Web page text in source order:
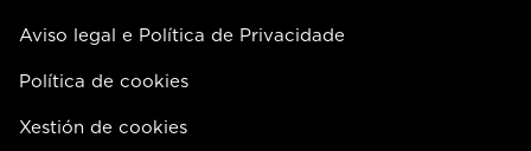
Aviso legal e Política de Privacidade
Política de cookies
Xestión de cookies